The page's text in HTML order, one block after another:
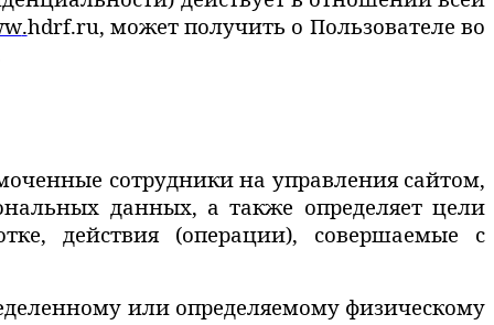
.hdrf.ru, может получить о Пользователе во
сотрудники на управления сайтом,
данных, а также определяет цели
действия (операции), совершаемые с
или определяемому физическому